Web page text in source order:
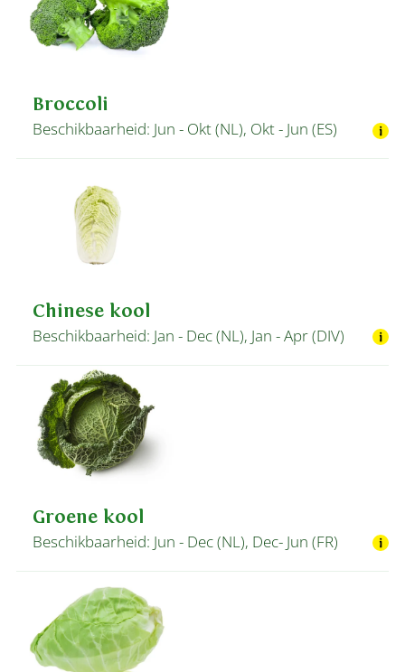
Broccoli
Beschikbaarheid: Jun - Okt (NL), Okt - Jun (ES)
Chinese kool
Beschikbaarheid: Jan - Dec (NL), Jan - Apr (DIV)
Groene kool
Beschikbaarheid: Jun - Dec (NL), Dec- Jun (FR)